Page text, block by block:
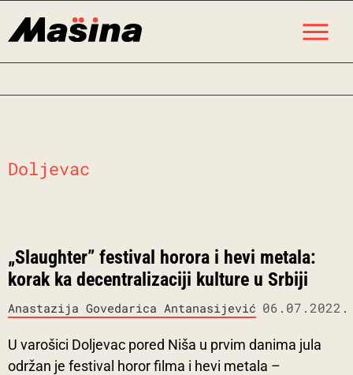
Doljevac
„Slaughter” festival horora i hevi metala:
korak ka decentralizaciji kulture u Srbiji
Anastazija Govedarica Antanasijević 06.07.2022.
U varošici Doljevac pored Niša u prvim danima jula
održan je festival horor filma i hevi metala –